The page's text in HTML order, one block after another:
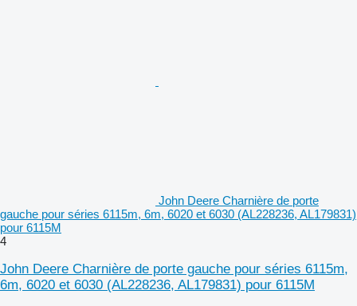
John Deere Charnière de porte
gauche pour séries 6115m, 6m, 6020 et 6030 (AL228236, AL179831)
pour 6115M
4
John Deere Charnière de porte gauche pour séries 6115m,
6m, 6020 et 6030 (AL228236, AL179831) pour 6115M